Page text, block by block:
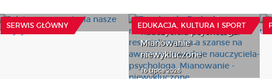
SERWIS GŁÓWNY
23 Lipca 2026 EDUKACJA, KULTURA I SPORT
Mianowanie -
niewykluczone
16 Lipca 2026